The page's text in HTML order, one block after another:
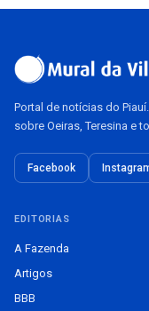
Portal de notícias do
sobre Oeiras, Teresina e
Facebook
EDITORIAS
A Fazenda
Artigos
BBB